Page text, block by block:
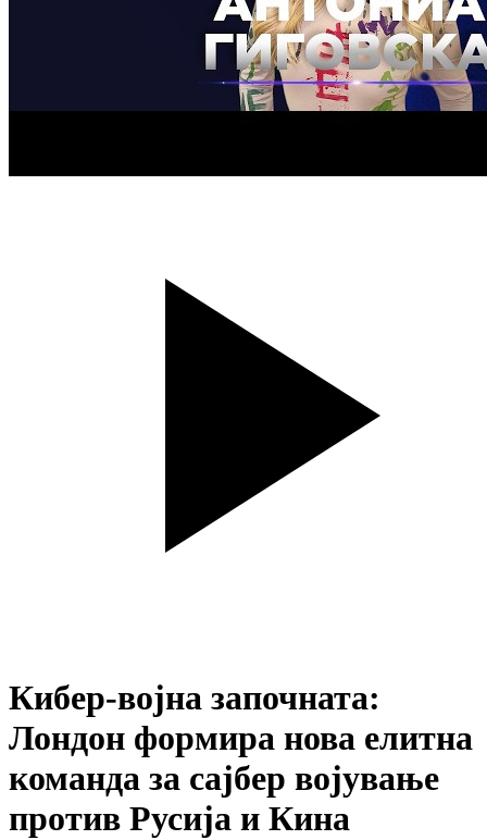
Кибер-војна започната:
Лондон формира нова елитна
команда за сајбер војување
против Русија и Кина